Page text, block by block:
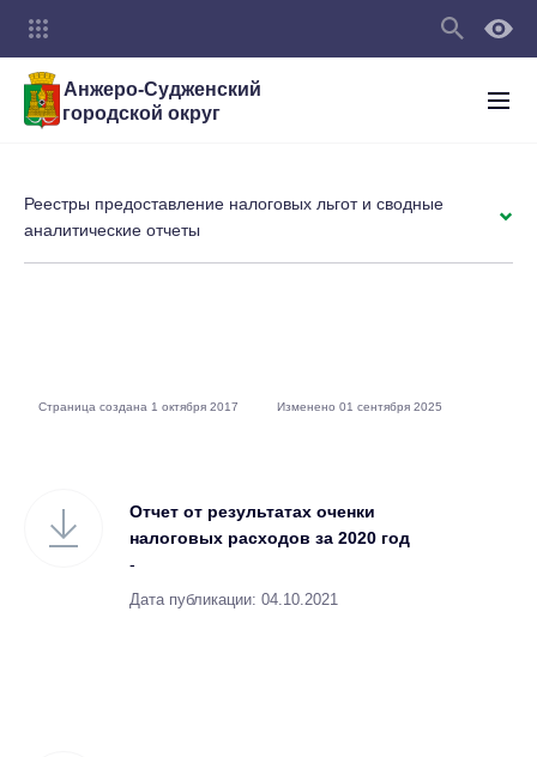
Анжеро-Судженский
городской округ
Отчет от результатах оченки
налоговых расходов за 2020 год
-
Дата публикации: 04.10.2021
Реестры предоставление налоговых льгот и сводные
аналитические отчеты
Страница создана 1 октября 2017 Изменено 01 сентября 2025